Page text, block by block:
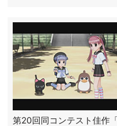
第20回同コンテスト佳作